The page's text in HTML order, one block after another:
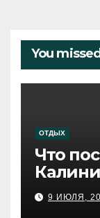
You missed
ОТДЫХ
Что
9 ИЮЛЯ,